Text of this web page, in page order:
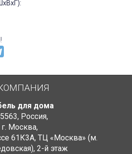
для дома
, Россия,
г. Москва,
61К3А, ТЦ «Москва» (м.
, 2-й этаж